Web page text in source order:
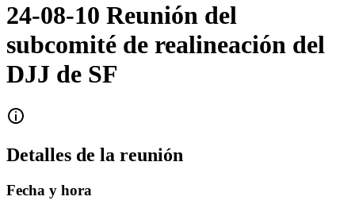
24-08-10 Reunión del
subcomité de realineación del
DJJ de SF
Detalles de la reunión
Fecha y hora